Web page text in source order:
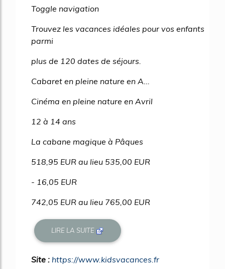
Toggle navigation
Trouvez les vacances idéales pour vos enfants
parmi
plus de 120 dates de séjours.
Cabaret en pleine nature en A...
Cinéma en pleine nature en Avril
12 à 14 ans
La cabane magique à Pâques
518,95 EUR au lieu 535,00 EUR
- 16,05 EUR
742,05 EUR au lieu 765,00 EUR
LIRE LA SUITE
Site : https://www.kidsvacances.fr